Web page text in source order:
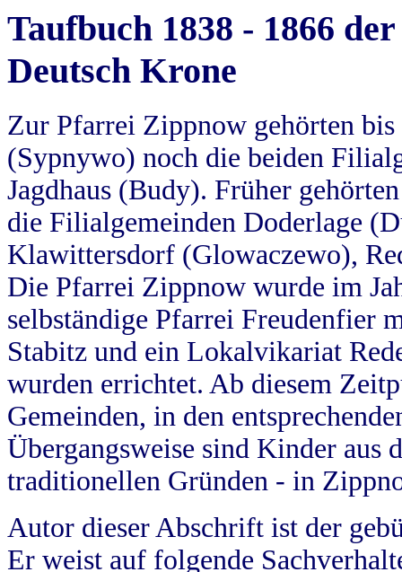
Taufbuch 1838 - 1866
Deutsch Krone
Zur Pfarrei Zippnow gehörten
(Sypnywo) noch die beiden
Jagdhaus (Budy). Früher
die Filialgemeinden Doderlage
Klawittersdorf (Glowaczewo),
Die Pfarrei Zippnow wurde im
selbständige Pfarrei Freudenfier
Stabitz und ein Lokalvikariat
wurden errichtet. Ab diesem
Gemeinden, in den
Übergangsweise sind Kinder aus
traditionellen Gründen - in
Autor dieser Abschrift ist der
Er weist auf folgende